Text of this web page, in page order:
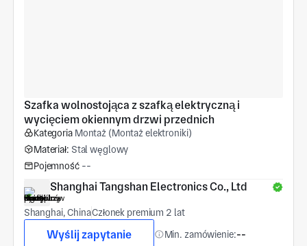
Szafka wolnostojąca z szafką elektryczną i
wycięciem okiennym drzwi przednich
Kategoria Montaż (Montaż elektroniki)
Materiał: Stal węglowy
Pojemność --
Shanghai Tangshan Electronics Co., Ltd
Shanghai, ChinaCzłonek premium 2 lat
Wyślij zapytanie Min. zamówienie:--